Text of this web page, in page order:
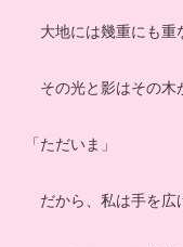
大地には幾重にも重
その光と影はその木
「ただいま」
だから、私は手を広